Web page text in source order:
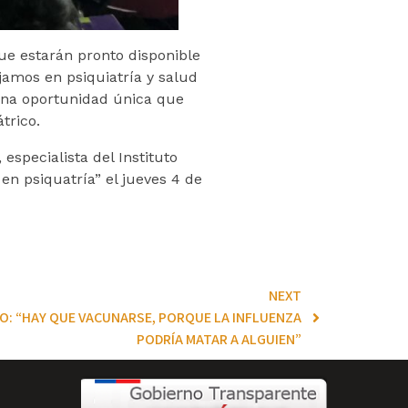
estarán pronto disponible
en psiquiatría y salud
oportunidad única que
especialista del Instituto
psiquatría” el jueves 4 de
NEXT
“HAY QUE VACUNARSE, PORQUE LA INFLUENZA
PODRÍA MATAR A ALGUIEN”